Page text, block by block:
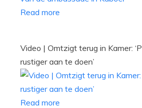
Read more
Video | Omtzigt terug in Kamer:
rustiger aan te doen’
Read more